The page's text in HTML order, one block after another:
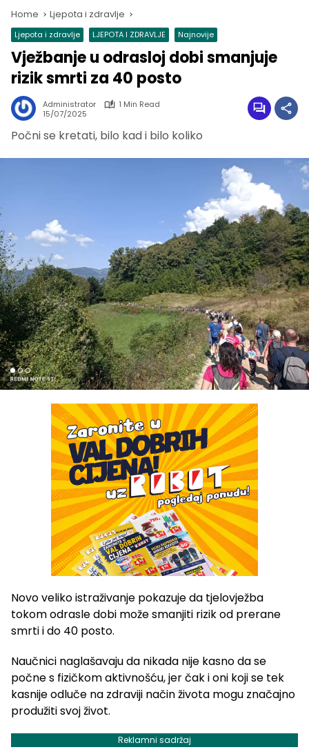
Home Ljepota i zdravlje
Ljepota i zdravlje LJEPOTA I ZDRAVLJE Najnovije
Vježbanje u odrasloj dobi smanjuje
rizik smrti za 40 posto
Administrator
1 Min Read
15/07/2025
Počni se kretati, bilo kad i bilo koliko
Novo veliko istraživanje pokazuje da tjelovježba
tokom odrasle dobi može smanjiti rizik od prerane
smrti i do 40 posto.
Naučnici naglašavaju da nikada nije kasno da se
počne s fizičkom aktivnošću, jer čak i oni koji se tek
kasnije odluče na zdraviji način života mogu značajno
produžiti svoj život.
Reklamni sadržaj